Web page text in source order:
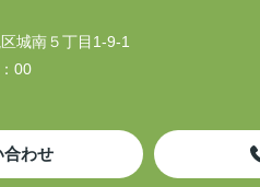
城南５丁目1-9-1
00
合わせ